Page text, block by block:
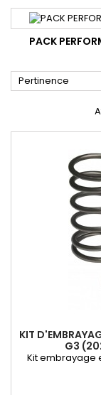
PACK
Pertinence
KIT
G3
Kit embrayage